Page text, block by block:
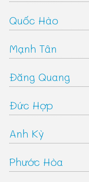
Quốc Hào
Mạnh Tân
Đăng Quang
Đức Hợp
Anh Kỳ
Phước Hòa